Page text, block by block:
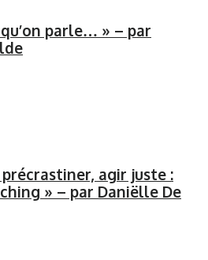
parle… » – par
agir juste :
» – par Daniëlle De